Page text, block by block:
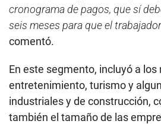
cronograma de pagos, que sí
seis meses para que el
comentó.
En este segmento, incluyó a los
entretenimiento, turismo y
industriales y de construcción,
también el tamaño de las